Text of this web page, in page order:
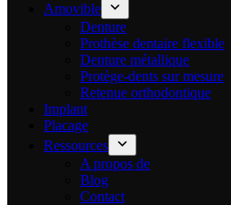
Amovible
Denture
Prothèse dentaire flexible
Denture métallique
Protège-dents sur mesure
Retenue orthodontique
Implant
Placage
Ressources
A propos de
Blog
Contact